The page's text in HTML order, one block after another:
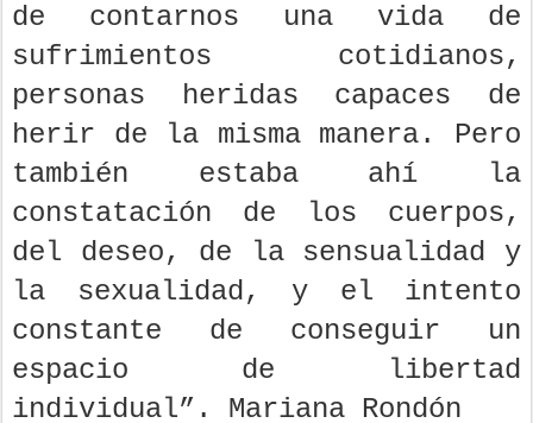
de contarnos una vida de
sufrimientos cotidianos,
personas heridas capaces de
herir de la misma manera. Pero
también estaba ahí la
constatación de los cuerpos,
del deseo, de la sensualidad y
la sexualidad, y el intento
constante de conseguir un
espacio de libertad
individual”. Mariana Rondón